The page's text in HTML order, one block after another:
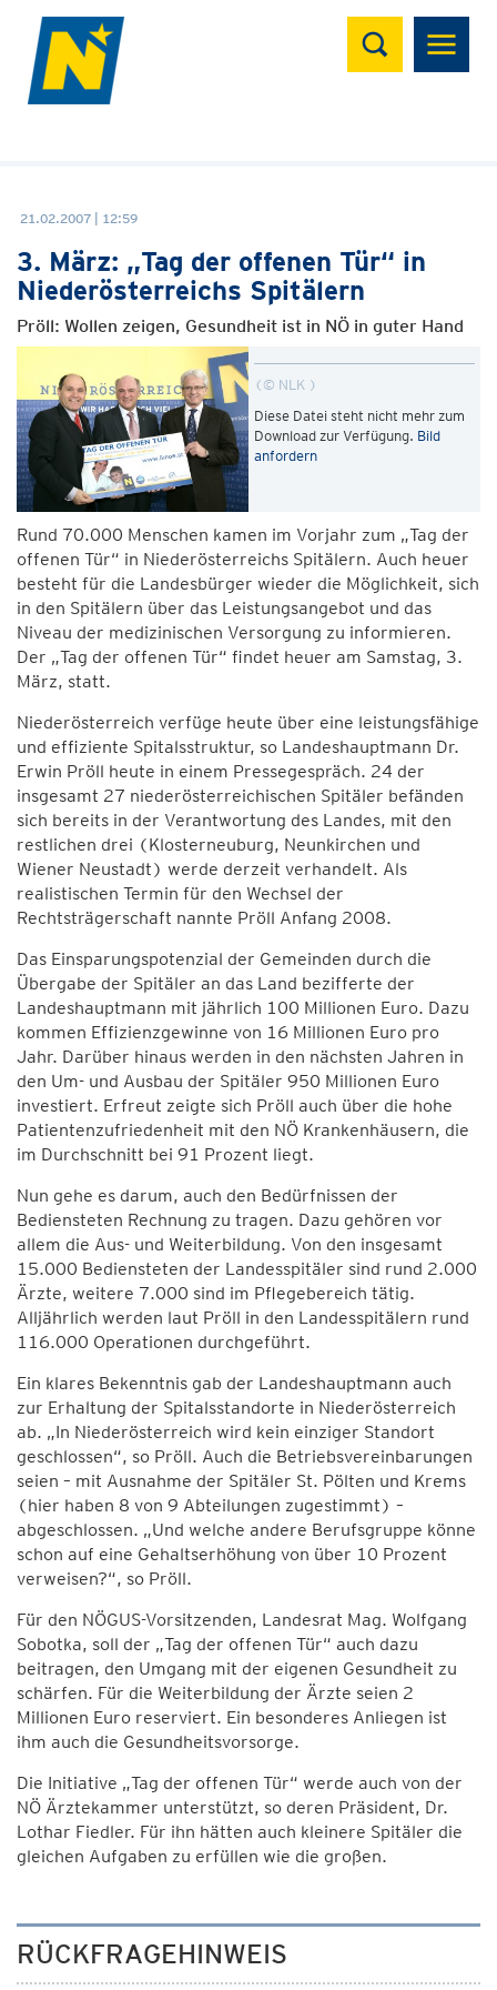
Suchen
21.02.2007 | 12:59
3. März: „Tag der offenen Tür“ in
Niederösterreichs Spitälern
Pröll: Wollen zeigen, Gesundheit ist in NÖ in guter Hand
© NLK
Diese Datei steht nicht mehr zum
Download zur Verfügung. Bild
anfordern
Rund 70.000 Menschen kamen im Vorjahr zum „Tag der
offenen Tür“ in Niederösterreichs Spitälern. Auch heuer
besteht für die Landesbürger wieder die Möglichkeit, sich
in den Spitälern über das Leistungsangebot und das
Niveau der medizinischen Versorgung zu informieren.
Der „Tag der offenen Tür“ findet heuer am Samstag, 3.
März, statt.
Niederösterreich verfüge heute über eine leistungsfähige
und effiziente Spitalsstruktur, so Landeshauptmann Dr.
Erwin Pröll heute in einem Pressegespräch. 24 der
insgesamt 27 niederösterreichischen Spitäler befänden
sich bereits in der Verantwortung des Landes, mit den
restlichen drei (Klosterneuburg, Neunkirchen und
Wiener Neustadt) werde derzeit verhandelt. Als
realistischen Termin für den Wechsel der
Rechtsträgerschaft nannte Pröll Anfang 2008.
Das Einsparungspotenzial der Gemeinden durch die
Übergabe der Spitäler an das Land bezifferte der
Landeshauptmann mit jährlich 100 Millionen Euro. Dazu
kommen Effizienzgewinne von 16 Millionen Euro pro
Jahr. Darüber hinaus werden in den nächsten Jahren in
den Um- und Ausbau der Spitäler 950 Millionen Euro
investiert. Erfreut zeigte sich Pröll auch über die hohe
Patientenzufriedenheit mit den NÖ Krankenhäusern, die
im Durchschnitt bei 91 Prozent liegt.
Nun gehe es darum, auch den Bedürfnissen der
Bediensteten Rechnung zu tragen. Dazu gehören vor
allem die Aus- und Weiterbildung. Von den insgesamt
15.000 Bediensteten der Landesspitäler sind rund 2.000
Ärzte, weitere 7.000 sind im Pflegebereich tätig.
Alljährlich werden laut Pröll in den Landesspitälern rund
116.000 Operationen durchgeführt.
Ein klares Bekenntnis gab der Landeshauptmann auch
zur Erhaltung der Spitalsstandorte in Niederösterreich
ab. „In Niederösterreich wird kein einziger Standort
geschlossen“, so Pröll. Auch die Betriebsvereinbarungen
seien – mit Ausnahme der Spitäler St. Pölten und Krems
(hier haben 8 von 9 Abteilungen zugestimmt) –
abgeschlossen. „Und welche andere Berufsgruppe könne
schon auf eine Gehaltserhöhung von über 10 Prozent
verweisen?“, so Pröll.
Für den NÖGUS-Vorsitzenden, Landesrat Mag. Wolfgang
Sobotka, soll der „Tag der offenen Tür“ auch dazu
beitragen, den Umgang mit der eigenen Gesundheit zu
schärfen. Für die Weiterbildung der Ärzte seien 2
Millionen Euro reserviert. Ein besonderes Anliegen ist
ihm auch die Gesundheitsvorsorge.
Die Initiative „Tag der offenen Tür“ werde auch von der
NÖ Ärztekammer unterstützt, so deren Präsident, Dr.
Lothar Fiedler. Für ihn hätten auch kleinere Spitäler die
gleichen Aufgaben zu erfüllen wie die großen.
RÜCKFRAGEHINWEIS